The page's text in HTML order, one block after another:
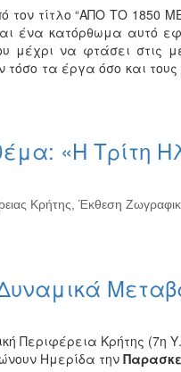
τον τίτλο “ΑΠΟ ΤΟ 1850
ένα κατόρθωμα αυτό
μέχρι να φτάσει στις
τα έργα όσο και
«Η Τρίτη
Κρήτης, Έκθεση
Περιφέρεια Κρήτης (7η
Ημερίδα την